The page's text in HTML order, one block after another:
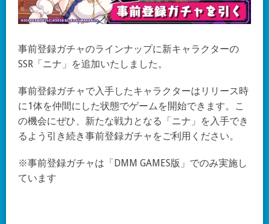
事前登録ガチャのラインナップに新キャラクターの
SSR「ニナ」を追加いたしました。
事前登録ガチャで入手したキャラクターはリリース時
に1体を仲間にした状態でゲームを開始できます。こ
の機会にぜひ、新たな戦力となる「ニナ」を入手でき
るよう引き続き事前登録ガチャをご利用ください。
※事前登録ガチャは「DMM GAMES版」でのみ実施し
ています